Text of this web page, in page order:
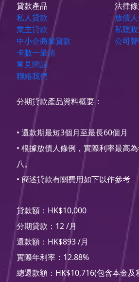
貸款產品
私人貸款
業主貸款
中小企商業貸款
卡數一筆清
常見問題
聯絡我們
法律
放債
私隱
公司
分期貸款產品資料概要：
• 還款期最短3個月至最長60個月
• 根據放債人條例，實際利率最高
八。
• 簡述貸款有關費用如下以作參考
貸款額：HK$10,000
分期貸款：12 /月
還款額：HK$893 /月
實際年利率：12.88%
總還款額：HK$10,716(包含本金及